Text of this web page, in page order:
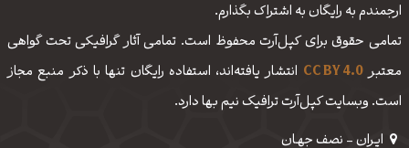
ارجمندم به رایگان به اشتراک بگذارم.
تمامی حقوق برای کپل‌آرت محفوظ است. تمامی آثار گرافیکی تحت گواهی
معتبرCC BY 4.0 انتشار یافته‌اند، استفاده رایگان تنها با ذکر منبع مجاز
است. وبسایت کپل‌آرت ترافیک نیم بها دارد.
ایـران - نصف جهـان